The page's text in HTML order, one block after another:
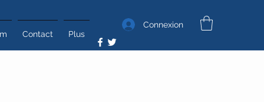
Contact Plus
Connexion